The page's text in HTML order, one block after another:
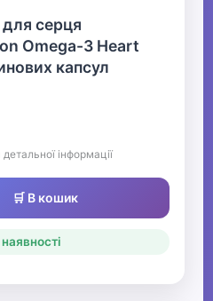
серця
Omega-3 Heart
капсул
інформації
🛒 В кошик